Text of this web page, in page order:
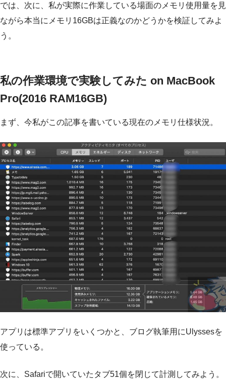
では、次に、私が実際に作業している場面のメモリ使用量を見
ながら本当にメモリ16GBは正義なのかどうかを検証してみよ
う。
私の作業環境で実験してみた on MacBook
Pro(2016 RAM16GB)
まず、今私がこの記事を書いている現在のメモリ仕様状況。
アプリは標準アプリをいくつかと、ブログ執筆用にUlyssesを
使っている。
次に、Safariで開いていたタブ51個を閉じて計測してみよう。